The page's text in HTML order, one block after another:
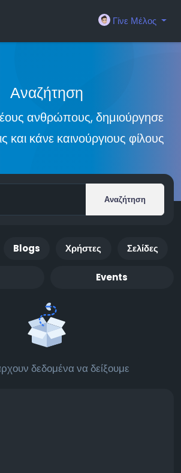
Γίνε Μέλος
Αναζήτηση
ανθρώπους, δημιούργησε
και κάνε καινούργιους φίλους
Αναζήτηση
Blogs Χρήστες Σελίδες
Events
δεδομένα να δείξουμε